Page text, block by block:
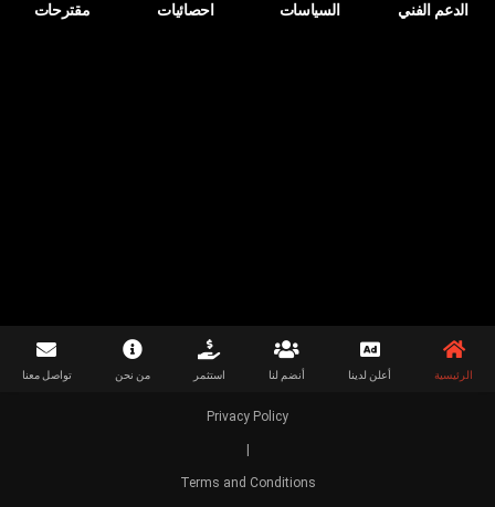
الدعم الفني السياسات احصائيات مقترحات
الرئيسية

أعلن لدينا أنضم لنا استثمر من نحن تواصل معنا
Privacy Policy
Terms and Conditions